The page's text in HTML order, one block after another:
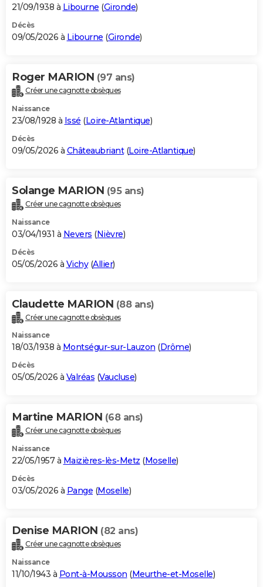
21/09/1938 à Libourne (Gironde)
Décès
09/05/2026 à Libourne (Gironde)
Roger MARION (97 ans)
Créer une cagnotte obsèques
Naissance
23/08/1928 à Issé (Loire-Atlantique)
Décès
09/05/2026 à Châteaubriant(Loire-Atlantique)
Solange MARION (95 ans)
Créer une cagnotte obsèques
Naissance
03/04/1931 à Nevers (Nièvre)
Décès
05/05/2026 à Vichy(Allier)
Claudette MARION (88 ans)
Créer une cagnotte obsèques
Naissance
18/03/1938 à Montségur-sur-Lauzon (Drôme)
Décès
05/05/2026 à Valréas (Vaucluse)
Martine MARION (68 ans)
Créer une cagnotte obsèques
Naissance
22/05/1957 à Maizières-lès-Metz (Moselle)
Décès
03/05/2026 à Pange (Moselle)
Denise MARION (82 ans)
Créer une cagnotte obsèques
Naissance
11/10/1943 à Pont-à-Mousson (Meurthe-et-Moselle)